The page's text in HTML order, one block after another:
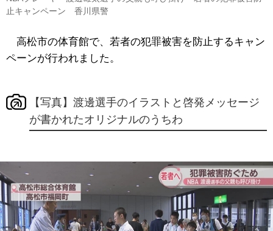
止キャンペーン 香川県警
高松市の体育館で、若者の犯罪被害を防止するキャン
ペーンが行われました。
【写真】渡邊選手のイラストと啓発メッセージ
が書かれたオリジナルのうちわ